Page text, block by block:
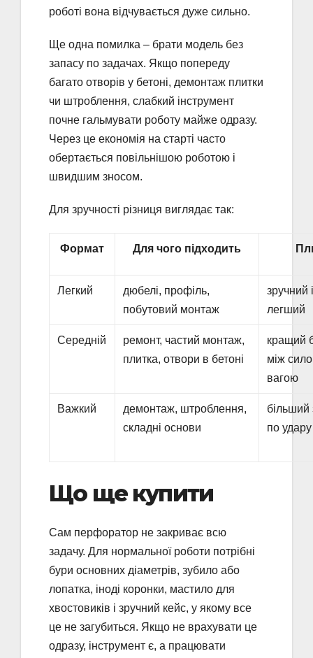
роботі вона відчувається дуже сильно.
Ще одна помилка – брати модель без
запасу по задачах. Якщо попереду
багато отворів у бетоні, демонтаж плитки
чи штроблення, слабкий інструмент
почне гальмувати роботу майже одразу.
Через це економія на старті часто
обертається повільнішою роботою і
швидшим зносом.
Для зручності різниця виглядає так:
Формат Для чого підходить
Легкий
дюбелі, профіль,
побутовий монтаж
зручний
легший
Середній
ремонт, частий монтаж,
плитка, отвори в бетоні
кращий
між
вагою
Важкий
демонтаж, штроблення,
складні основи
більший
по удару
Що ще купити
Сам перфоратор не закриває всю
задачу. Для нормальної роботи потрібні
бури основних діаметрів, зубило або
лопатка, іноді коронки, мастило для
хвостовиків і зручний кейс, у якому все
це не загубиться. Якщо не врахувати це
одразу, інструмент є, а працювати